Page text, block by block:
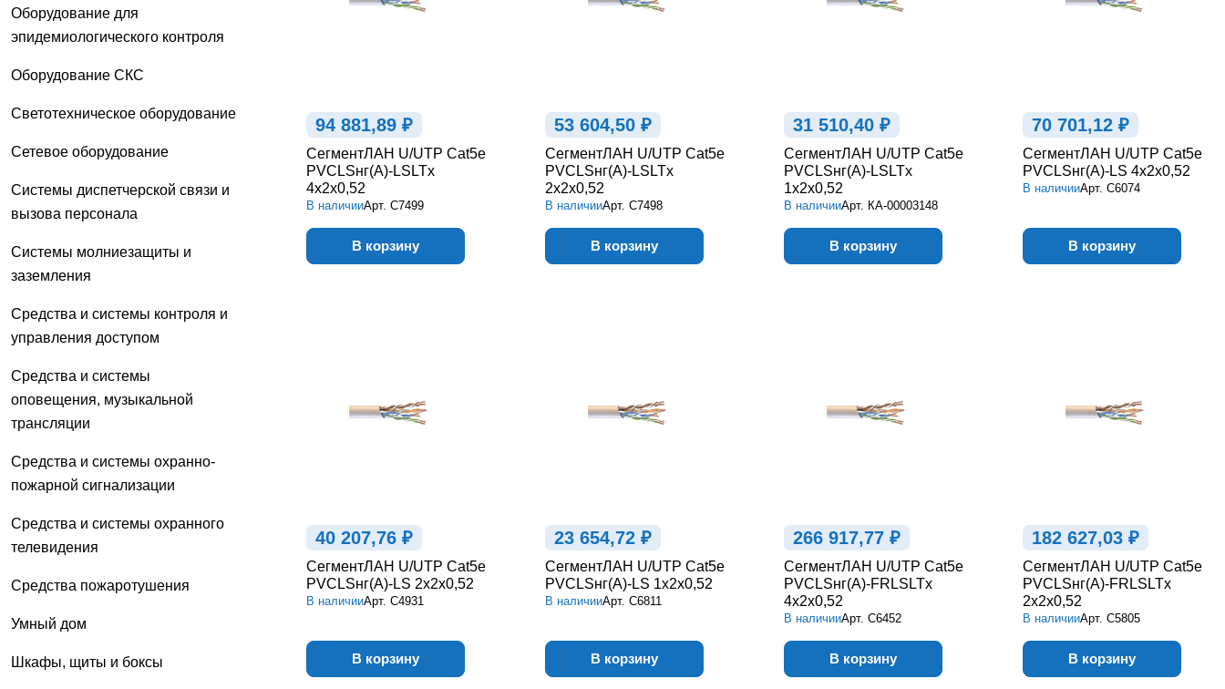
94 881,89 ₽
СегментЛАН U/UTP Cat5e
PVCLSнг(А)-LSLTx
4х2х0,52
В наличииАрт. С7499
В корзину
53 604,50 ₽
СегментЛАН U/UTP Cat5e
PVCLSнг(А)-LSLTx
2х2х0,52
В наличииАрт. С7498
В корзину
31 510,40 ₽
СегментЛАН U/UTP Cat5e
PVCLSнг(А)-LSLTx
1х2х0,52
В наличииАрт. КА-00003148
В корзину
70 701,12 ₽
СегментЛАН U/UTP Cat5e
PVCLSнг(А)-LS 4х2х0,52
В наличииАрт. С6074
В корзину
40 207,76 ₽
СегментЛАН U/UTP Cat5e
PVCLSнг(А)-LS 2х2х0,52
В наличииАрт. С4931
В корзину
23 654,72 ₽
СегментЛАН U/UTP Cat5e
PVCLSнг(А)-LS 1х2х0,52
В наличииАрт. С6811
В корзину
266 917,77 ₽
СегментЛАН U/UTP Cat5e
PVCLSнг(А)-FRLSLTx
4х2х0,52
В наличииАрт. С6452
В корзину
182 627,03 ₽
СегментЛАН U/UTP Cat5e
PVCLSнг(А)-FRLSLTx
2х2х0,52
В наличииАрт. С5805
В корзину
Оборудование для
эпидемиологического контроля
Оборудование СКС
Светотехническое оборудование
Сетевое оборудование
Системы диспетчерской связи и
вызова персонала
Системы молниезащиты и
заземления
Средства и системы контроля и
управления доступом
Средства и системы
оповещения, музыкальной
трансляции
Средства и системы охранно-
пожарной сигнализации
Средства и системы охранного
телевидения
Средства пожаротушения
Умный дом
Шкафы, щиты и боксы